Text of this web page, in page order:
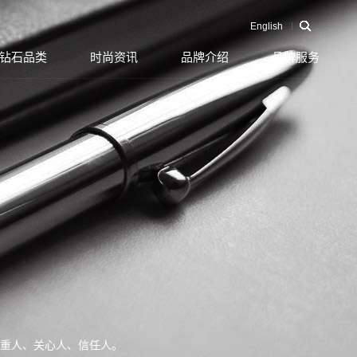
English
石品类 时尚资讯 品牌介绍 品牌服务
人、关心人、信任人。